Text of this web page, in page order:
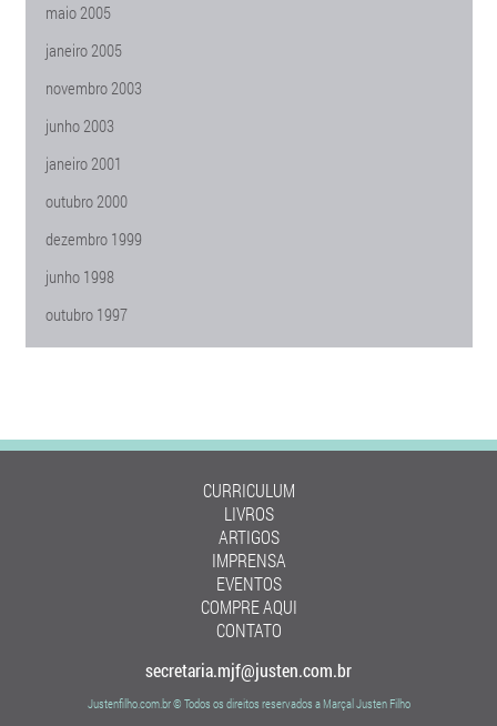
maio 2005
janeiro 2005
novembro 2003
junho 2003
janeiro 2001
outubro 2000
dezembro 1999
junho 1998
outubro 1997
CURRICULUM
LIVROS
ARTIGOS
IMPRENSA
EVENTOS
COMPRE AQUI
CONTATO
secretaria.mjf@justen.com.br
Justenfilho.com.br © Todos os direitos reservados a Marçal Justen Filho